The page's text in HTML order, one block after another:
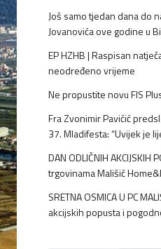
Još samo tjedan dana do
Jovanovića ove godine u
EP HZHB | Raspisan
neodređeno vrijeme
Ne propustite novu FIS
Fra Zvonimir Pavičić
37. Mladifesta: “Uvijek je
DAN ODLIČNIH AKCIJSKIH
trgovinama Mališić
SRETNA OSMICA U PC
akcijskih popusta i